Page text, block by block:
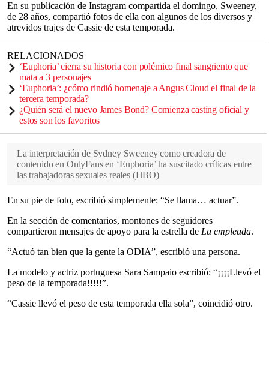
En su publicación de Instagram compartida el domingo, Sweeney,
de 28 años, compartió fotos de ella con algunos de los diversos y
atrevidos trajes de Cassie de esta temporada.
RELACIONADOS
‘Euphoria’ cierra su historia con polémico final sangriento que
mata a 3 personajes
‘Euphoria’: ¿cómo rindió homenaje a Angus Cloud el final de la
tercera temporada?
¿Quién será el nuevo James Bond? Comienza casting oficial y
estos son los favoritos
La interpretación de Sydney Sweeney como creadora de
contenido en OnlyFans en ‘Euphoria’ ha suscitado críticas entre
las trabajadoras sexuales reales (HBO)
En su pie de foto, escribió simplemente: “Se llama… actuar”.
En la sección de comentarios, montones de seguidores
compartieron mensajes de apoyo para la estrella de La empleada.
“Actuó tan bien que la gente la ODIA”, escribió una persona.
La modelo y actriz portuguesa Sara Sampaio escribió: “¡¡¡¡Llevó el
peso de la temporada!!!!!”.
“Cassie llevó el peso de esta temporada ella sola”, coincidió otro.